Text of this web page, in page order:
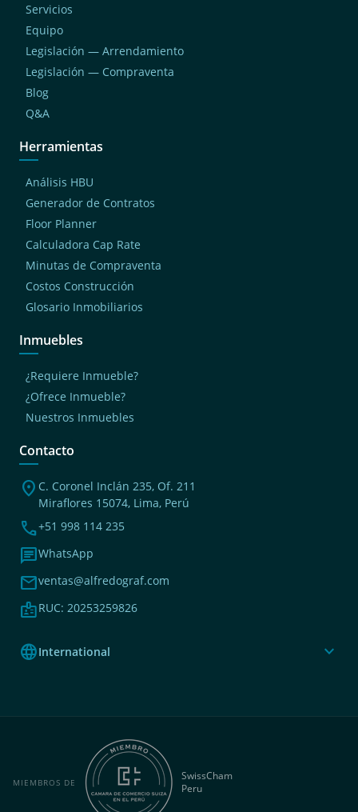
Servicios
Equipo
Legislación — Arrendamiento
Legislación — Compraventa
Blog
Q&A
Herramientas
Análisis HBU
Generador de Contratos
Floor Planner
Calculadora Cap Rate
Minutas de Compraventa
Costos Construcción
Glosario Inmobiliarios
Inmuebles
¿Requiere Inmueble?
¿Ofrece Inmueble?
Nuestros Inmuebles
Contacto
location_on C. Coronel Inclán 235, Of. 211
Miraflores 15074, Lima, Perú
phone+51 998 114 235
chatWhatsApp
mailventas@alfredograf.com
badgeRUC: 20253259826
languageInternational expand_more
MIEMBROS DE
SwissCham
Peru